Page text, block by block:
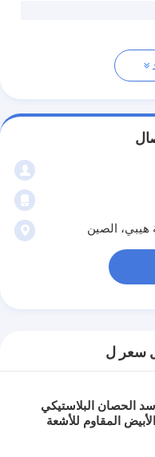
هيبي، الصين
سعر ل
سد الحصان البلاستيكي
الأبيض المقاوم للأشعة